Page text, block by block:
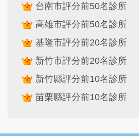
台南市評分前50名診所
高雄市評分前50名診所
基隆市評分前20名診所
新竹市評分前20名診所
新竹縣評分前10名診所
苗栗縣評分前10名診所